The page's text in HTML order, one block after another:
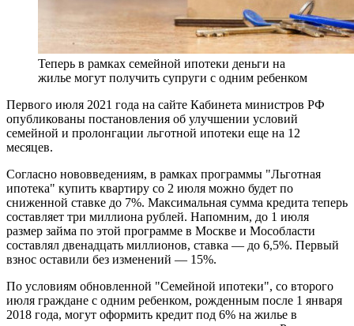
Теперь в рамках семейной ипотеки деньги на
жилье могут получить супруги с одним ребенком
Первого июля 2021 года на сайте Кабинета министров РФ
опубликованы постановления об улучшении условий
семейной и пролонгации льготной ипотеки еще на 12
месяцев.
Согласно нововведениям, в рамках программы "Льготная
ипотека" купить квартиру со 2 июля можно будет по
сниженной ставке до 7%. Максимальная сумма кредита теперь
составляет три миллиона рублей. Напомним, до 1 июля
размер займа по этой программе в Москве и Мособласти
составлял двенадцать миллионов, ставка — до 6,5%. Первый
взнос оставили без изменений — 15%.
По условиям обновленной "Семейной ипотеки", со второго
июля граждане с одним ребенком, рожденным после 1 января
2018 года, могут оформить кредит под 6% на жилье в